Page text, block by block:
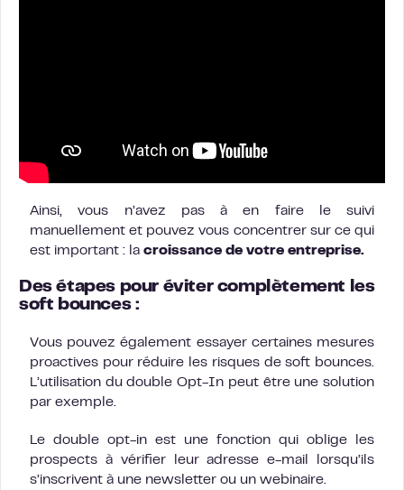
Ainsi, vous n’avez pas à en faire le suivi
manuellement et pouvez vous concentrer sur ce qui
est important : la croissance de votre entreprise.
Des étapes pour éviter complètement les
soft bounces :
Vous pouvez également essayer certaines mesures
proactives pour réduire les risques de soft bounces.
L’utilisation du double Opt-In peut être une solution
par exemple.
Le double opt-in est une fonction qui oblige les
prospects à vérifier leur adresse e-mail lorsqu’ils
s’inscrivent à une newsletter ou un webinaire.